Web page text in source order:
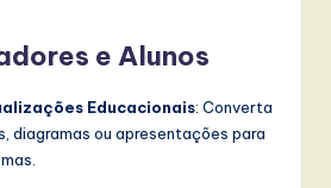
e Alunos
Educacionais: Converta
diagramas ou apresentações para